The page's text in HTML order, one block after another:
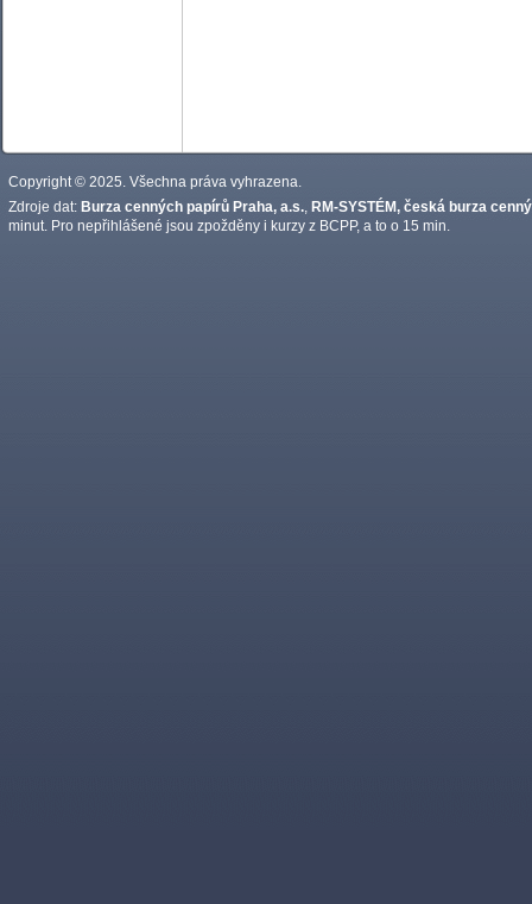
Copyright © 2025. Všechna práva vyhrazena.
Zdroje dat: Burza cenných papírů Praha, a.s. RM-SYSTÉM, česká burza
minut. Pro nepřihlášené jsou zpožděny i kurzy z BCPP, a to o 15 min.